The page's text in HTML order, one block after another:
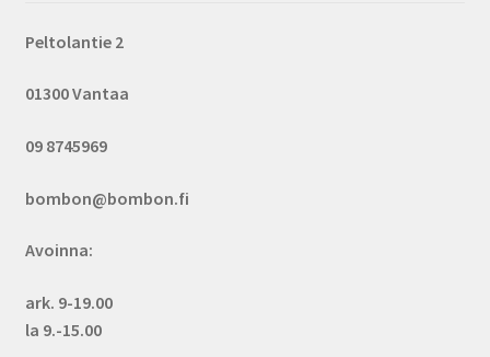
Peltolantie 2
01300 Vantaa
09 8745969
bombon@bombon.fi
Avoinna:
ark. 9-19.00
la 9.-15.00